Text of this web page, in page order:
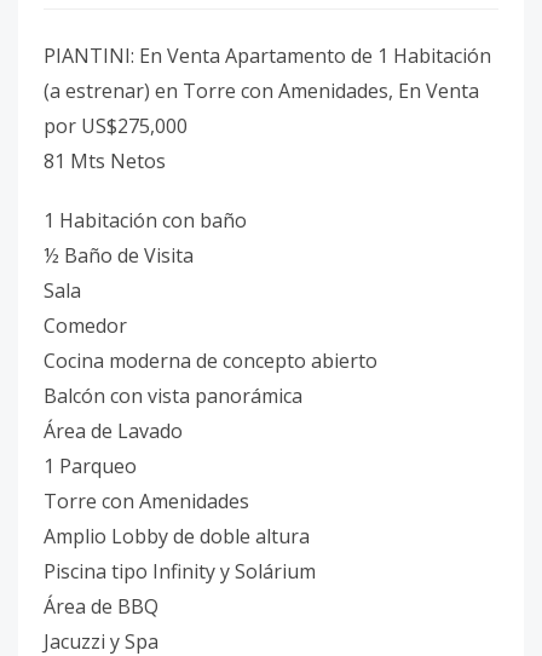
PIANTINI: En Venta Apartamento de 1 Habitación
(a estrenar) en Torre con Amenidades, En Venta
por US$275,000
81 Mts Netos
1 Habitación con baño
½ Baño de Visita
Sala
Comedor
Cocina moderna de concepto abierto
Balcón con vista panorámica
Área de Lavado
1 Parqueo
Torre con Amenidades
Amplio Lobby de doble altura
Piscina tipo Infinity y Solárium
Área de BBQ
Jacuzzi y Spa